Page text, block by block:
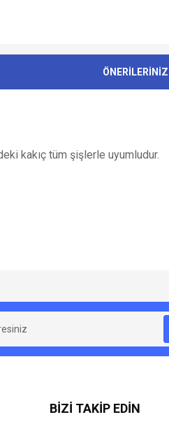
ÖNERİLERİNİZ
kakıç tüm şişlerle uyumludur.
BİZİ TAKİP EDİN